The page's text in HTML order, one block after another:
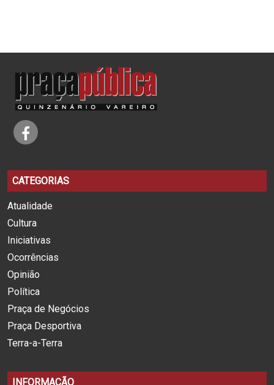
CATEGORIAS
Atualidade
Cultura
Iniciativas
Ocorrências
Opinião
Política
Praça de Negócios
Praça Desportiva
Terra-a-Terra
INFORMAÇÃO